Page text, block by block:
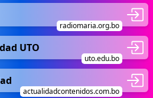
radiomaria.org.bo
UTO
uto.edu.bo
actualidadcontenidos.com.bo